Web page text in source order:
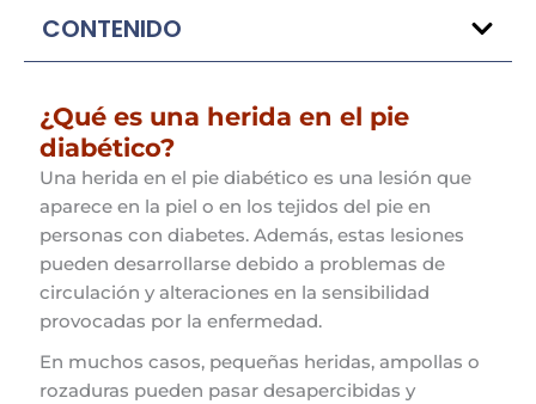
CONTENIDO
¿Qué es una herida en el pie
diabético?
Una herida en el pie diabético es una lesión que
aparece en la piel o en los tejidos del pie en
personas con diabetes. Además, estas lesiones
pueden desarrollarse debido a problemas de
circulación y alteraciones en la sensibilidad
provocadas por la enfermedad.
En muchos casos, pequeñas heridas, ampollas o
rozaduras pueden pasar desapercibidas y